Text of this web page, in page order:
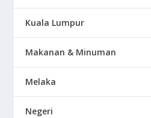
Kuala Lumpur
Makanan & Minuman
Melaka
Negeri